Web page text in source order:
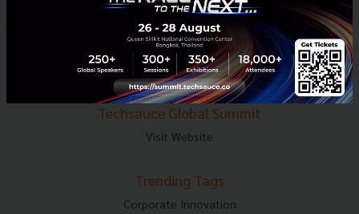
About Techsauce
Techsauce Services
Privacy Policy
ส่งบทความ
Techsauce Global Summit
Visit Website
Trending Tags
Corporate Innovation